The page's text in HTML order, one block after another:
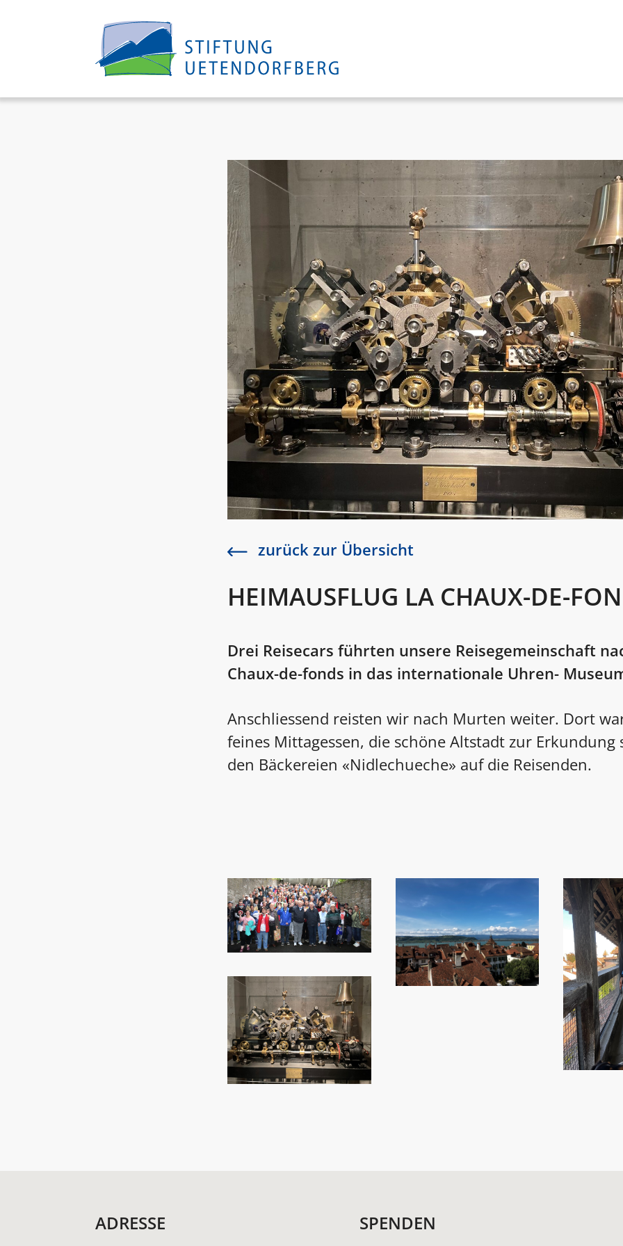
zurück zur Übersicht
HEIMAUSFLUG LA CHAUX-DE-
Drei Reisecars führten unsere Reisegemeinschaft
Chaux-de-fonds in das internationale Uhren-
Anschliessend reisten wir nach Murten weiter. Dort
feines Mittagessen, die schöne Altstadt zur Erkundung
den Bäckereien «Nidlechueche» auf die Reisenden.
ADRESSE SPENDEN